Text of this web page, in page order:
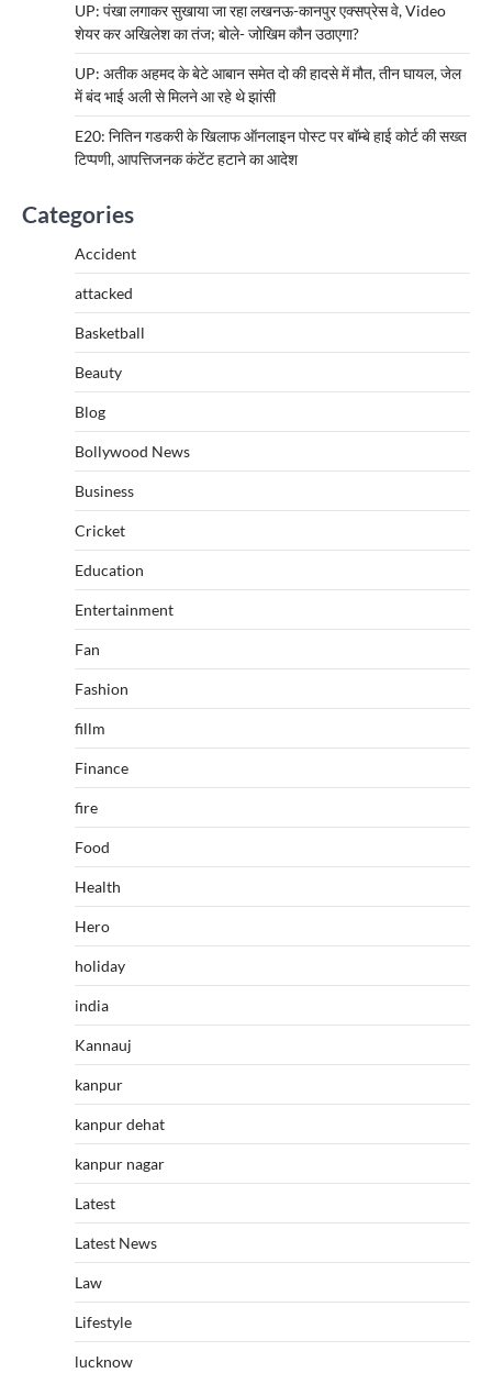
UP: पंखा लगाकर सुखाया जा रहा लखनऊ-कानपुर एक्सप्रेस वे, Video
शेयर कर अखिलेश का तंज; बोले- जोखिम कौन उठाएगा?
UP: अतीक अहमद के बेटे आबान समेत दो की हादसे में मौत, तीन घायल, जेल
में बंद भाई अली से मिलने आ रहे थे झांसी
E20: नितिन गडकरी के खिलाफ ऑनलाइन पोस्ट पर बॉम्बे हाई कोर्ट की सख्त
टिप्पणी, आपत्तिजनक कंटेंट हटाने का आदेश
Categories
Accident
attacked
Basketball
Beauty
Blog
Bollywood News
Business
Cricket
Education
Entertainment
Fan
Fashion
fillm
Finance
fire
Food
Health
Hero
holiday
india
Kannauj
kanpur
kanpur dehat
kanpur nagar
Latest
Latest News
Law
Lifestyle
lucknow